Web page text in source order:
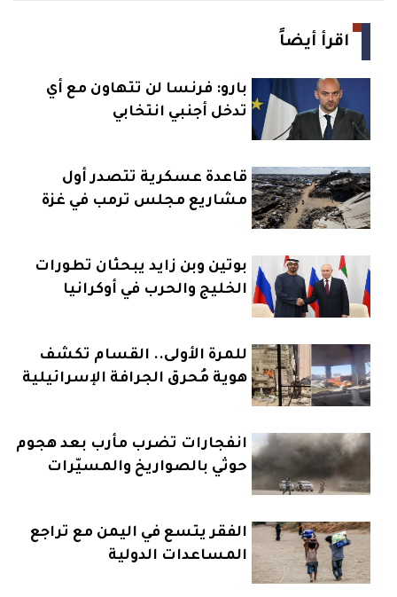
اقرأ أيضاً
بارو: فرنسا لن تتهاون مع أي
تدخل أجنبي انتخابي
قاعدة عسكرية تتصدر أول
مشاريع مجلس ترمب في غزة
بوتين وبن زايد يبحثان تطورات
الخليج والحرب في أوكرانيا
للمرة الأولى.. القسام تكشف
هوية مُحرق الجرافة الإسرائيلية
انفجارات تضرب مأرب بعد هجوم
حوثي بالصواريخ والمسيّرات
الفقر يتسع في اليمن مع تراجع
المساعدات الدولية